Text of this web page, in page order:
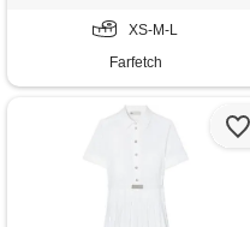
XS-M-L
Farfetch